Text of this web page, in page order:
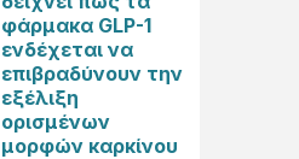
φάρμακα GLP-1
ενδέχεται να
επιβραδύνουν την
εξέλιξη
ορισμένων
μορφών καρκίνου